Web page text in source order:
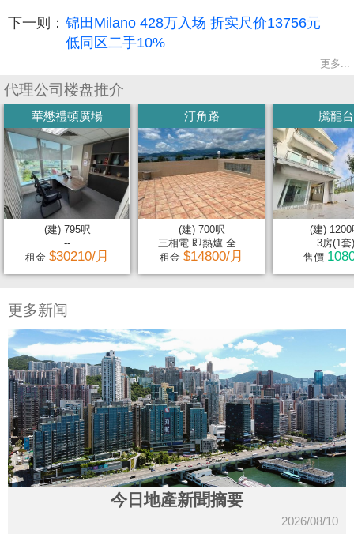
下一则： 锦田Milano 428万入场 折实尺价13756元
低同区二手10%
更多...
代理公司楼盘推介
華懋禮頓廣場
(建) 795呎
--
租金 $30210/月
汀角路
(建) 700呎
三相電 即熱爐 全...
租金 $14800/月
騰龍台
(建) 1200
3房(1套)
售價
更多新闻
今日地產新聞摘要
2026/08/10